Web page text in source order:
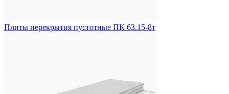
Плиты перекрытия пустотные ПК 63.15-8т